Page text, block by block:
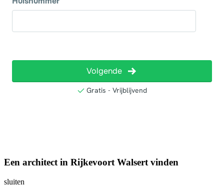
Een architect in Rijkevoort Walsert vinden
sluiten